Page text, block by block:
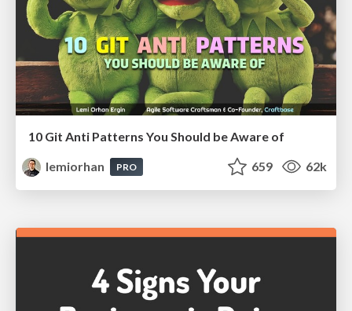
10 Git Anti Patterns You Should be Aware of
lemiorhan
PRO 659 62k